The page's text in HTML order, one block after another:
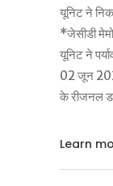
यूनिट ने
*जेसीडी
यूनिट ने
02 जून
के रीजनल
Learn